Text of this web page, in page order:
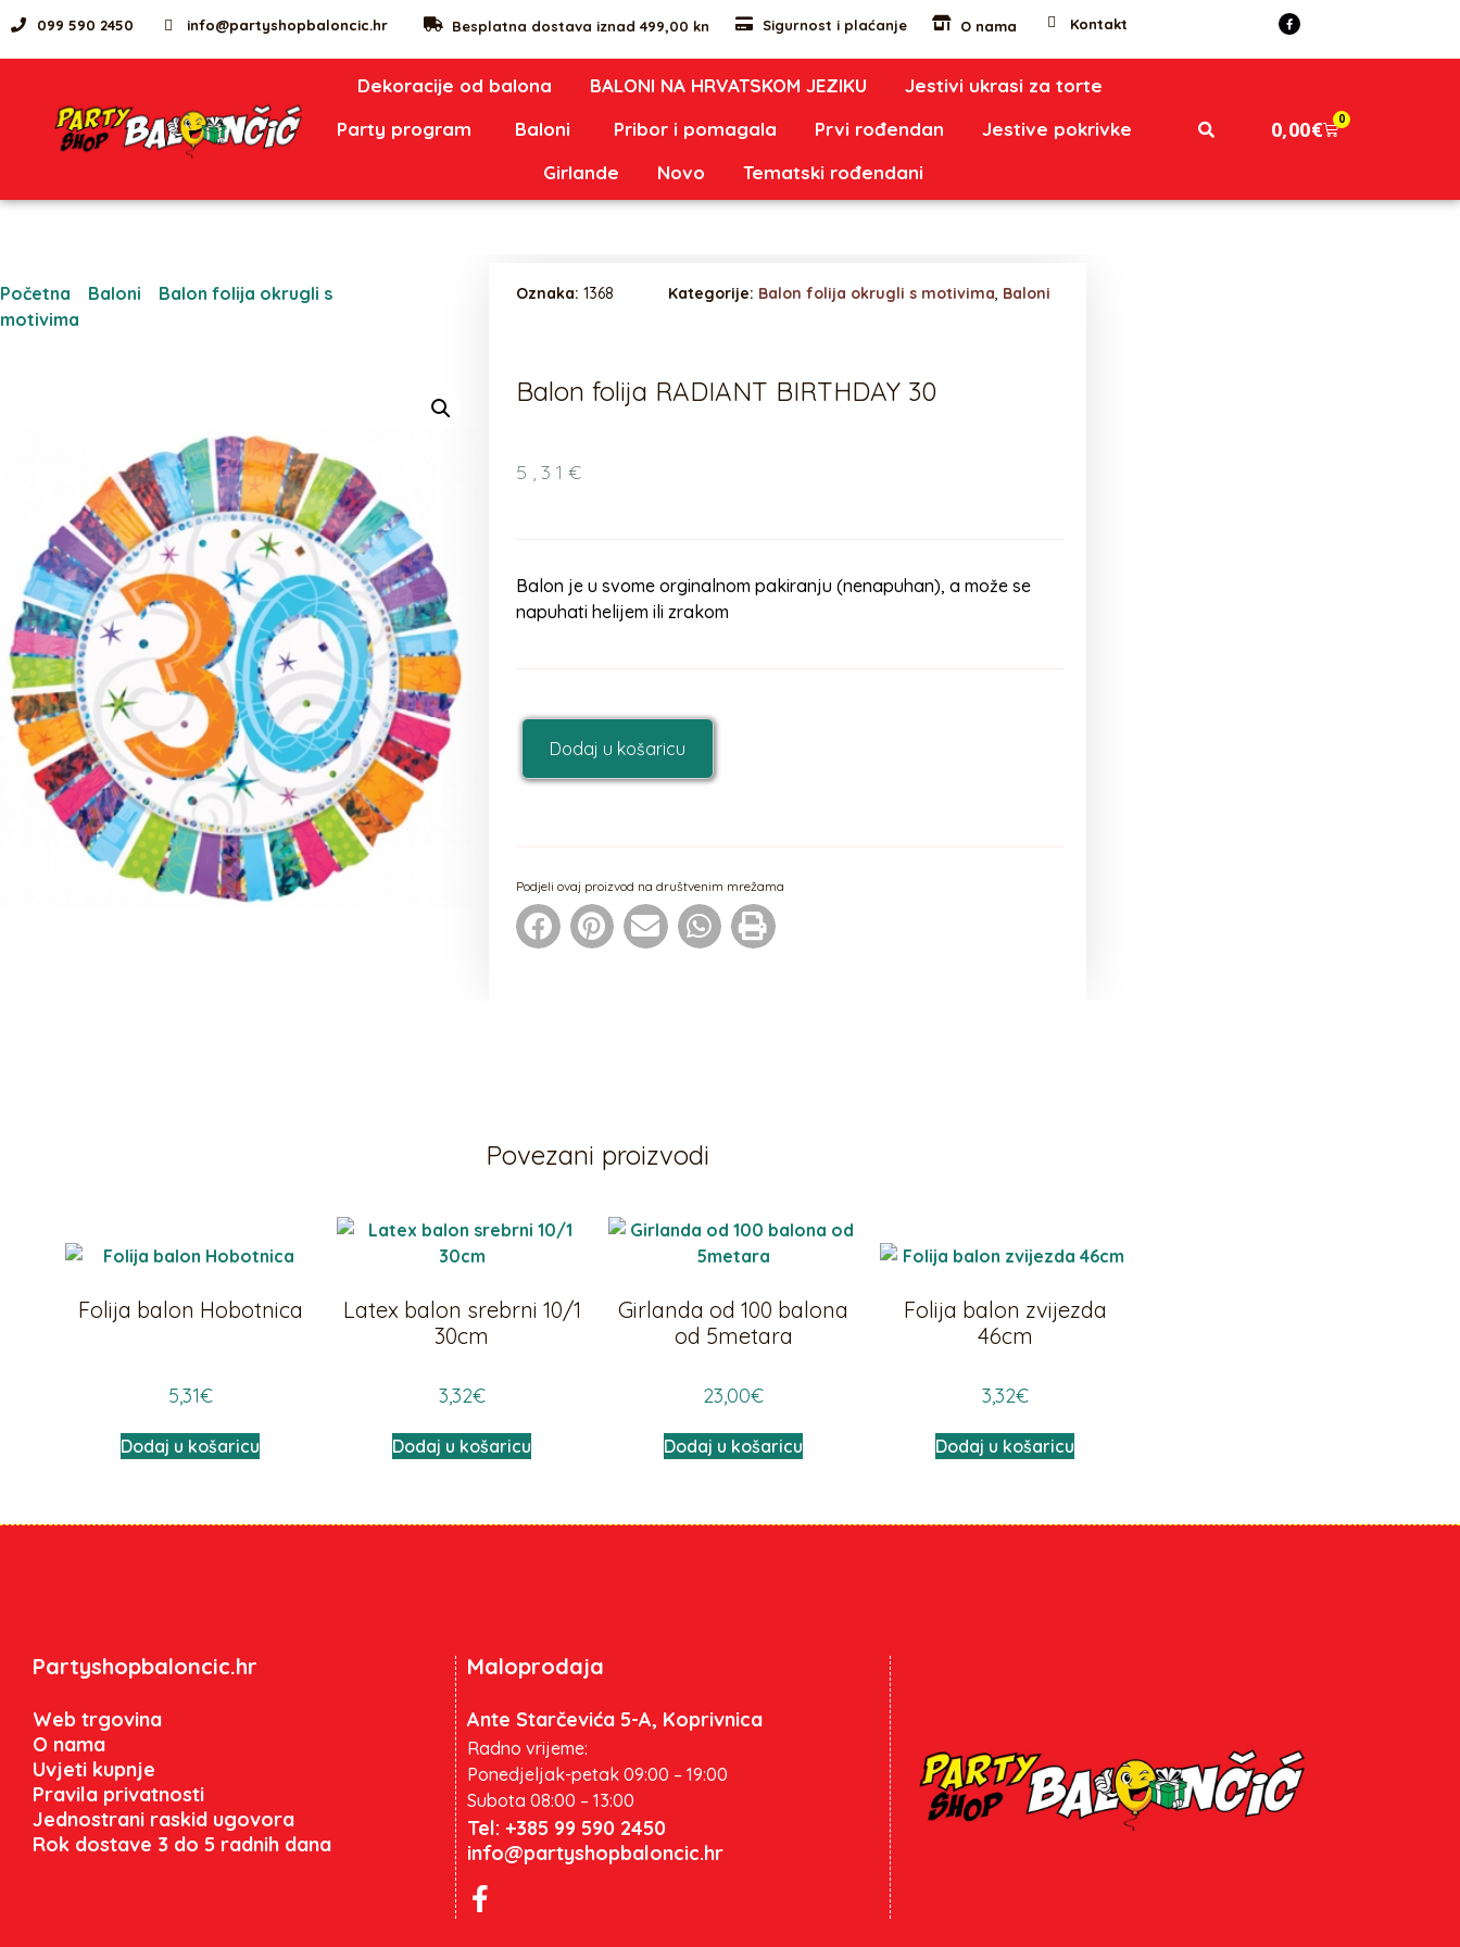
099 590 2450 info@partyshopbaloncic.hr Besplatna dostava iznad 499,00 kn Sigurnost i plaćanje O nama Kontakt
Dekoracije od balona BALONI NA HRVATSKOM JEZIKU
Jestivi ukrasi za torte
Party program
Baloni Pribor i pomagala Prvi rođendan
Jestive pokrivke
Girlande
Novo Tematski rođendani
0,00€ 0
Početna Baloni
Balon folija okrugli s
motivima
Oznaka: 1368 Kategorije: Balon folija okrugli s motivima, Baloni
Balon folija RADIANT BIRTHDAY 30
5,31 €
Balon je u svome orginalnom pakiranju (nenapuhan), a može se
napuhati helijem ili zrakom
Dodaj u košaricu
Podjeli ovaj proizvod na društvenim mrežama
Povezani proizvodi
Folija balon Hobotnica
5,31€
Dodaj u košaricu
Latex balon srebrni 10/1
30cm
3,32€
Dodaj u košaricu
Girlanda od 100 balona
od 5metara
23,00€
Dodaj u košaricu
Folija balon zvijezda
46cm
3,32€
Dodaj u košaricu
Partyshopbaloncic.hr
Web trgovina
O nama
Uvjeti kupnje
Pravila privatnosti
Jednostrani raskid ugovora
Rok dostave 3 do 5 radnih dana
Maloprodaja
Ante Starčevića 5-A, Koprivnica
Radno vrijeme:
Ponedjeljak-petak 09:00 – 19:00
Subota 08:00 – 13:00
Tel: +385 99 590 2450
info@partyshopbaloncic.hr